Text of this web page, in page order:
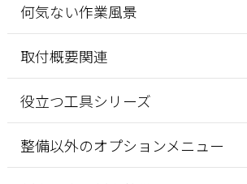
何気ない作業風景
取付概要関連
役立つ工具シリーズ
整備以外のオプションメニュー